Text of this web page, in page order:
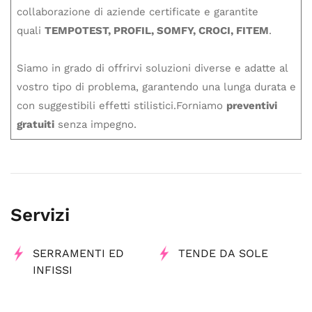
collaborazione di aziende certificate e garantite
quali TEMPOTEST, PROFIL, SOMFY, CROCI, FITEM.
Siamo in grado di offrirvi soluzioni diverse e adatte al
vostro tipo di problema, garantendo una lunga durata e
con suggestibili effetti stilistici.Forniamo preventivi
gratuitisenza impegno.
Servizi
SERRAMENTI ED
INFISSI
TENDE DA SOLE